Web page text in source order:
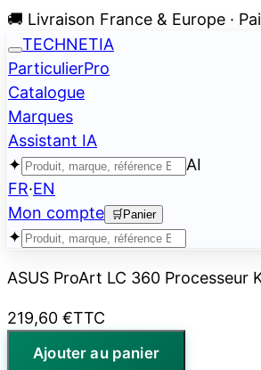
🚚 Livraison France & Europe ·
TECHNETIA
ParticulierPro
Catalogue
Marques
Assistant IA
✦
AI
FR·EN
Mon compte
🛒 Panier
✦
ASUS ProArt LC 360
219,60 €TTC
Ajouter au panier